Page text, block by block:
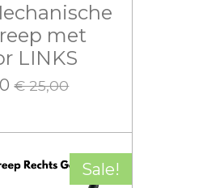
met
LINKS
€ 25,00
Sale!